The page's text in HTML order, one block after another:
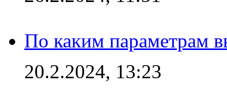
По каким параметрам
20.2.2024, 13:23